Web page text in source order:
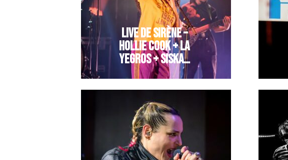
LIVE DE SIRÈNE –
HOLLIE COOK + LA
YEGROS + SISKA…